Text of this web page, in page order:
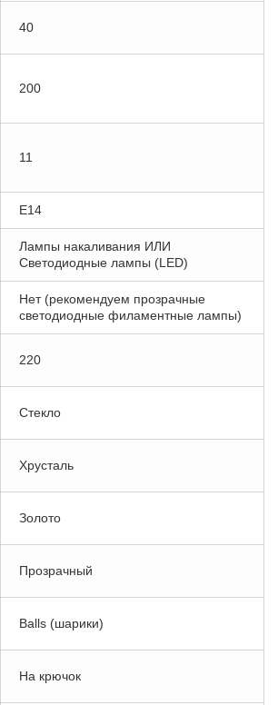
40
200
11
E14
Лампы накаливания ИЛИ
Светодиодные лампы (LED)
Нет (рекомендуем прозрачные
светодиодные филаментные лампы)
220
Стекло
Хрусталь
Золото
Прозрачный
Balls (шарики)
На крючок